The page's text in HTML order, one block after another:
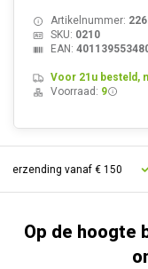
Artikelnummer:
SKU: 0210
EAN:
Voor 21u besteld,
Voorraad: 9
vanaf € 150
Op de hoogte